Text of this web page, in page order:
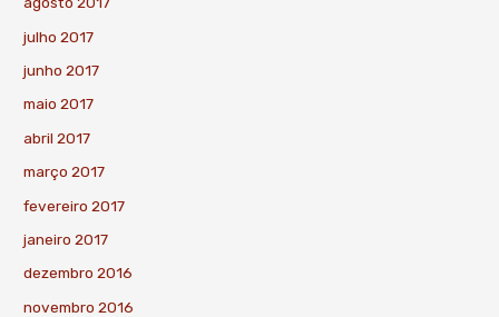
julho 2017
junho 2017
maio 2017
abril 2017
março 2017
fevereiro 2017
janeiro 2017
dezembro 2016
novembro 2016